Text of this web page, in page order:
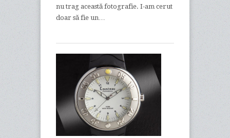
nu trag această fotografie. I-am cerut
doar să fie un…